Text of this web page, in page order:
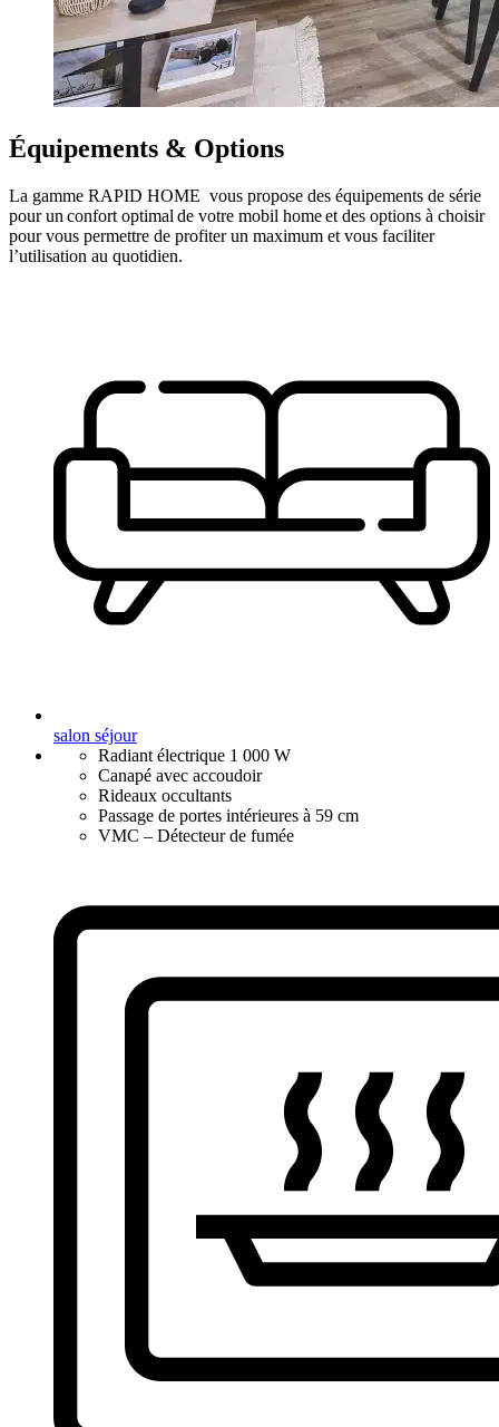
Équipements & Options
La gamme RAPID HOME vous propose des équipements de série
pour un confort optimal de votre mobil home et des options à choisir
pour vous permettre de profiter un maximum et vous faciliter
l’utilisation au quotidien.
salon séjour
Radiant électrique 1 000 W
Canapé avec accoudoir
Rideaux occultants
Passage de portes intérieures à 59 cm
VMC – Détecteur de fumée